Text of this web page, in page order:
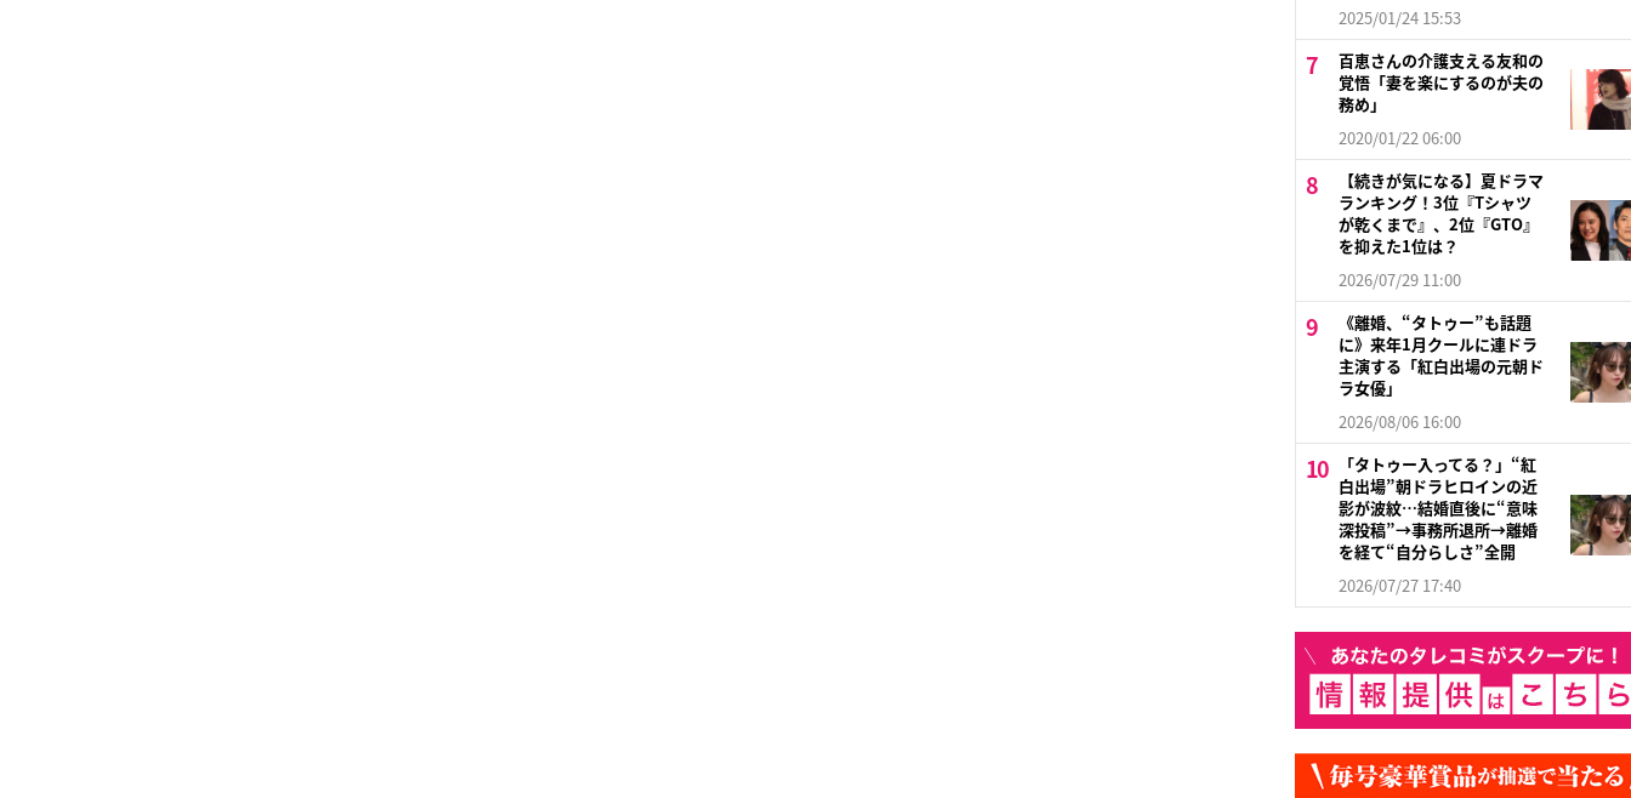
2025/01/24 15:53
百恵さんの介護支える友和の
覚悟「妻を楽にするのが夫の
務め」
2020/01/22 06:00
【続きが気になる】夏ドラマ
ランキング！3位『Tシャツ
が乾くまで』、2位『GTO』
を抑えた1位は？
2026/07/29 11:00
《離婚、“タトゥー”も話題
に》来年1月クールに連ドラ
主演する「紅白出場の元朝ド
ラ女優」
2026/08/06 16:00
「タトゥー入ってる？」“紅
白出場”朝ドラヒロインの近
影が波紋…結婚直後に“意味
深投稿”→事務所退所→離婚
を経て“自分らしさ”全開
2026/07/27 17:40